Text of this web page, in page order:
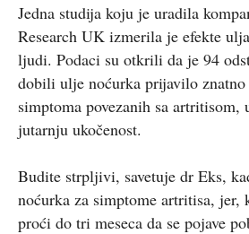
Jedna studija koju je uradila
Research UK izmerila je efekte
ljudi. Podaci su otkrili da je 94
dobili ulje noćurka prijavilo
simptoma povezanih sa
jutarnju ukočenost.
Budite strpljivi, savetuje dr Eks,
noćurka za simptome artritisa, jer,
proći do tri meseca da se pojave